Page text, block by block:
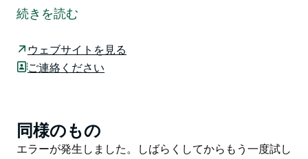
ラリアを代表するサーフィンスポットの一つです。
2007年に国内で3番目、当時最大の国立サーフィン保護
南のフラットロックまで7.2kmにわたり広がっていま
す。
写真に収められています。世界中から経験豊富なサーフ
ァーが集まり、その強さを操る熟練サーファーと、この
続きを読む
ウェブサイトを見る
ご連絡ください
Product
List
同様のもの
Product
エラーが発生しました。しばらくしてからもう一度試し